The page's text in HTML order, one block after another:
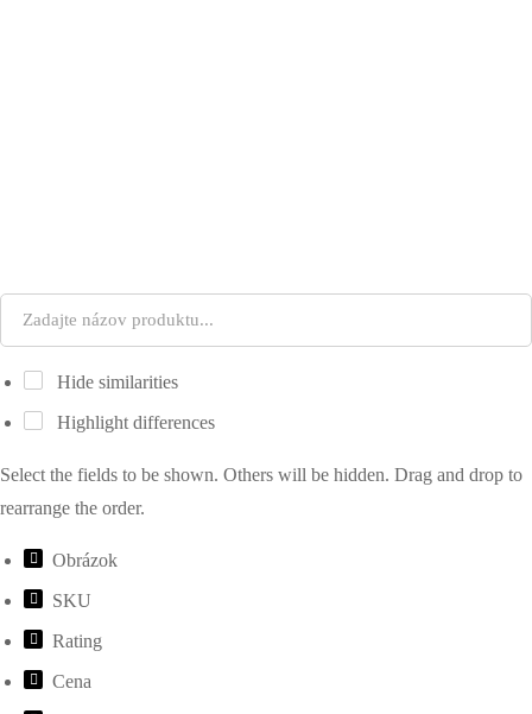
Hide similarities
Highlight differences
Select the fields to be shown. Others will be hidden. Drag and drop to
rearrange the order.
Obrázok
SKU
Rating
Cena